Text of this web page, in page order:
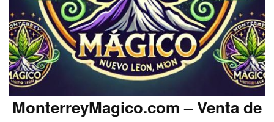
MonterreyMagico.com – Venta de